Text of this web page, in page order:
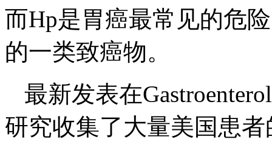
而Hp是胃癌最常见的危
的一类致癌物。
最新发表在
研究收集了大量美国患